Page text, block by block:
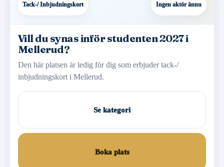
Tack-/ Inbjudningskort Ingen aktör ännu
Vill du synas inför studenten 2027 i
Mellerud?
Den här platsen är ledig för dig som erbjuder tack-/
inbjudningskort i Mellerud.
Se kategori
Boka plats